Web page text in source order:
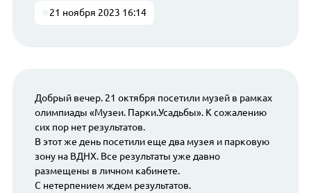
21 ноября 2023 16:14
Добрый вечер. 21 октября посетили музей в рамках
олимпиады «Музеи. Парки.Усадьбы». К сожалению
сих пор нет результатов.
В этот же день посетили еще два музея и парковую
зону на ВДНХ. Все результаты уже давно
размещены в личном кабинете.
С нетерпением ждем результатов.